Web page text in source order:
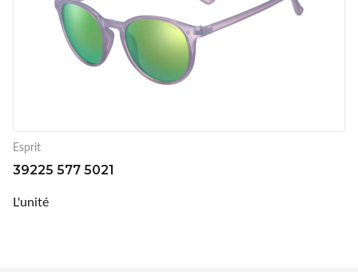
Esprit
39225 577 5021
L'unité